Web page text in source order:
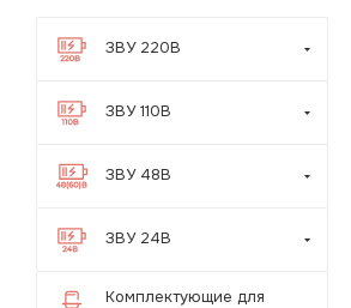
ЗВУ 220В
ЗВУ 110В
ЗВУ 48В
ЗВУ 24В
Комплектующие для